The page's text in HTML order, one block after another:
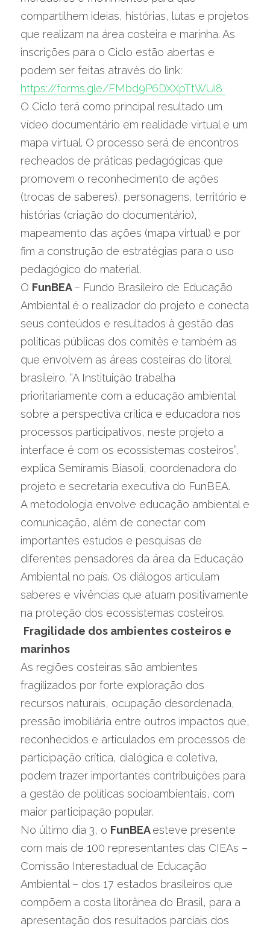
compartilhem ideias, histórias, lutas e projetos
que realizam na área costeira e marinha. As
inscrições para o Ciclo estão abertas e
https://forms.gle/FMbd9P6DXXpTtWUi8
O Ciclo terá como principal resultado um
vídeo documentário em realidade virtual e um
mapa virtual. O processo será de encontros
recheados de práticas pedagógicas que
promovem o reconhecimento de ações
(trocas de saberes), personagens, território e
histórias (criação do documentário),
mapeamento das ações (mapa virtual) e por
fim a construção de estratégias para o uso
pedagógico do material.
O FunBEA – Fundo Brasileiro de Educação
Ambiental é o realizador do projeto e conecta
seus conteúdos e resultados à gestão das
políticas públicas dos comitês e também as
que envolvem as áreas costeiras do litoral
brasileiro. “A Instituição trabalha
prioritariamente com a educação ambiental
sobre a perspectiva crítica e educadora nos
processos participativos, neste projeto a
interface é com os ecossistemas costeiros”,
explica Semíramis Biasoli, coordenadora do
projeto e secretaria executiva do FunBEA.
A metodologia envolve educação ambiental e
comunicação, além de conectar com
importantes estudos e pesquisas de
diferentes pensadores da área da Educação
Ambiental no país. Os diálogos articulam
saberes e vivências que atuam positivamente
na proteção dos ecossistemas costeiros.
Fragilidade dos ambientes costeiros e
marinhos
As regiões costeiras são ambientes
fragilizados por forte exploração dos
recursos naturais, ocupação desordenada,
pressão imobiliária entre outros impactos que,
reconhecidos e articulados em processos de
participação crítica, dialógica e coletiva,
podem trazer importantes contribuições para
a gestão de políticas socioambientais, com
maior participação popular.
No último dia 3, o FunBEA esteve presente
com mais de 100 representantes das CIEAs –
Comissão Interestadual de Educação
Ambiental – dos 17 estados brasileiros que
compõem a costa litorânea do Brasil, para a
apresentação dos resultados parciais dos